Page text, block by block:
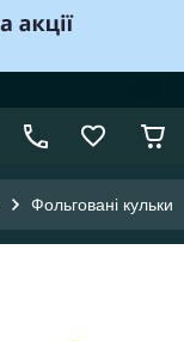
Фольговані кульки